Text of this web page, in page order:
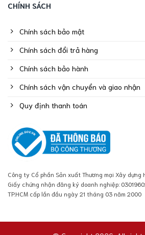
CHÍNH SÁCH
Chính sách bảo mật
Chính sách đổi trả hàng
Chính sách bảo hành
Chính sách vận chuyển và giao nhận
Quy định thanh toán
Công ty Cổ phần Sản xuất Thương mại Xây dựng
Giấy chứng nhận đăng ký doanh nghiệp:
TP.HCM cấp lần đầu ngày 21 tháng 03 năm 2000